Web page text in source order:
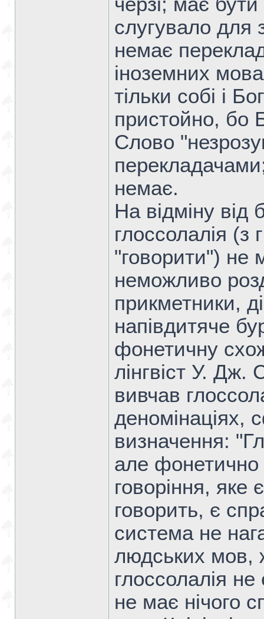
слугувало для
немає
іноземних
тільки собі і
пристойно, бо
Слово
немає.
На відміну від
глоссолалія
"говорити") не
неможливо
прикметники,
напівдитяче
фонетичну
лінгвіст У.
вивчав
деномінаціях,
визначення:
але фонетично
говоріння, яке
говорить, є
система не
людських мов,
глоссолалія
не має нічого